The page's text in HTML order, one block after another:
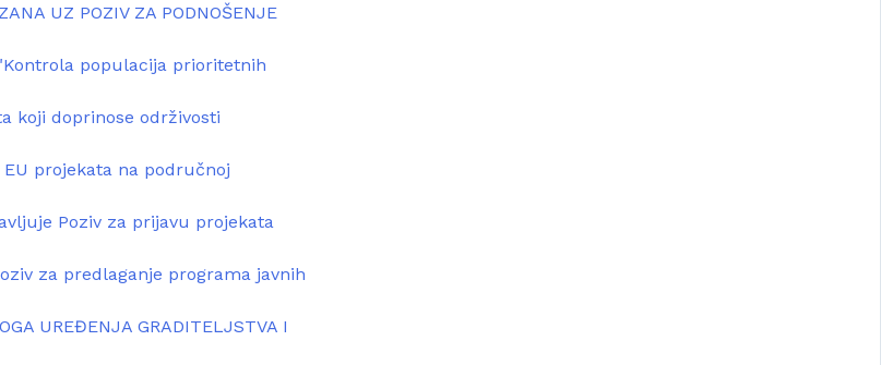
UZ POZIV ZA PODNOŠENJE
populacija prioritetnih
koji doprinose održivosti
projekata na područnoj
Poziv za prijavu projekata
za predlaganje programa javnih
UREĐENJA GRADITELJSTVA I